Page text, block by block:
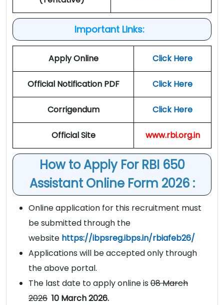
Important Links:
Apply Online Click Here
Official Notification PDF Click Here
Corrigendum Click Here
Official Site www.rbi.org.in
How to Apply For RBI 650
Assistant Online Form 2026 :
Online application for this recruitment must
be submitted through the
website https://ibpsreg.ibps.in/rbiafeb26/
Applications will be accepted only through
the above portal.
The last date to apply online is 08 March
2026 10 March 2026.